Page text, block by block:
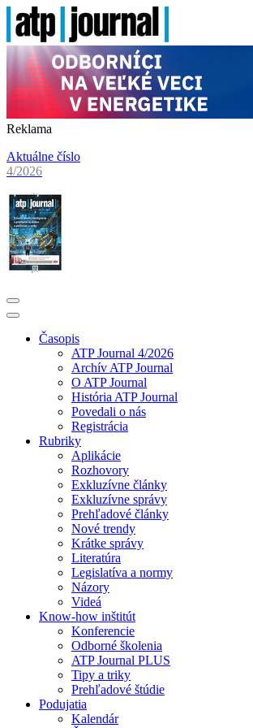
Reklama
Aktuálne číslo
4/2026
Časopis
ATP Journal 4/2026
Archív ATP Journal
O ATP Journal
História ATP Journal
Povedali o nás
Registrácia
Rubriky
Aplikácie
Rozhovory
Exkluzívne články
Exkluzívne správy
Prehľadové články
Nové trendy
Krátke správy
Literatúra
Legislatíva a normy
Názory
Videá
Know-how inštitút
Konferencie
Odborné školenia
ATP Journal PLUS
Tipy a triky
Prehľadové štúdie
Podujatia
Kalendár